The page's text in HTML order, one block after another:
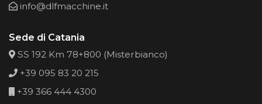
info@dlfmacchine.it
Sede di Catania
SS 192 Km 78+800 (Misterbianco)
+39 095 83 20 215
+39 366 444 4300